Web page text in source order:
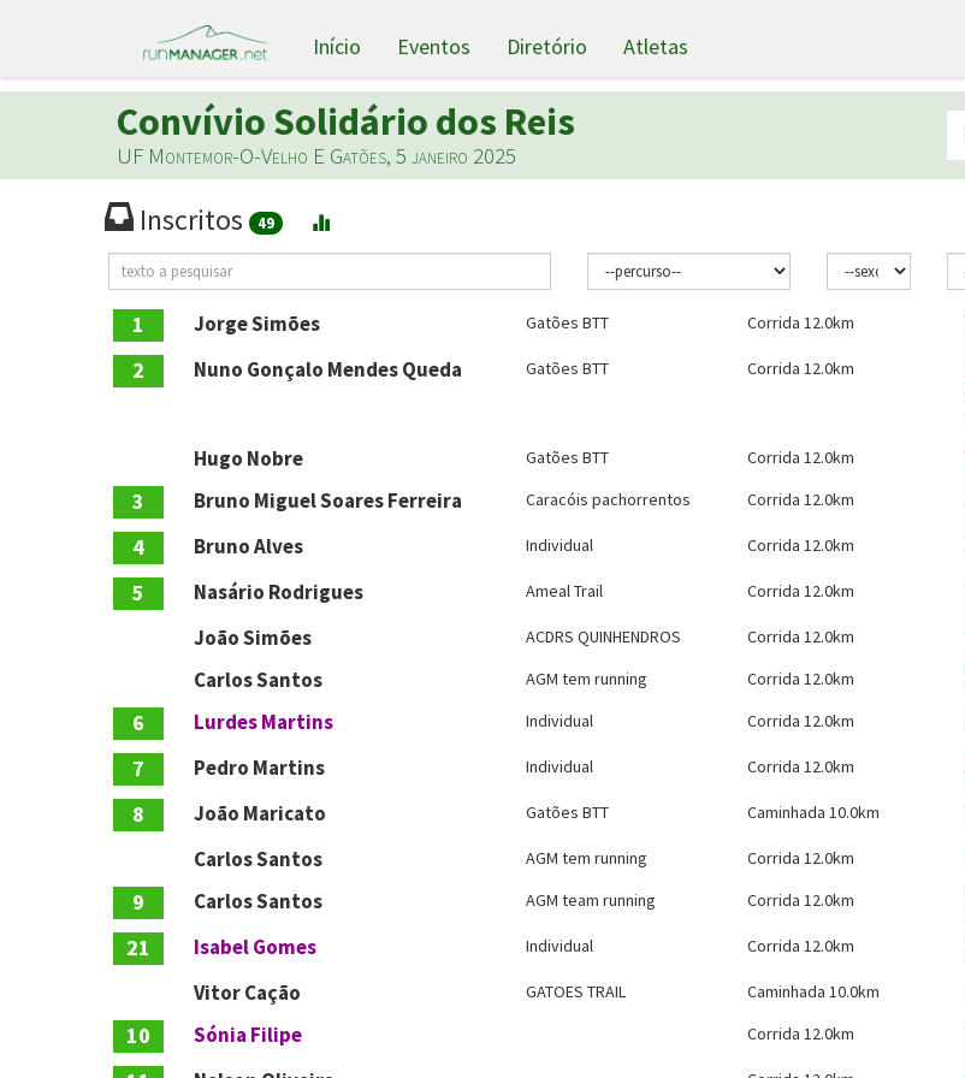
Início Eventos Diretório Atletas
Convívio Solidário dos Reis
UF Montemor-O-Velho E Gatões, 5 janeiro 2025
Inscritos 49
1 Jorge Simões Gatões BTT Corrida 12.0km
2 Nuno Gonçalo Mendes Queda Gatões BTT
Corrida 12.0km
Hugo Nobre Gatões BTT Corrida 12.0km
3 Bruno Miguel Soares Ferreira Caracóis pachorrentos Corrida 12.0km
4 Bruno Alves Individual Corrida 12.0km
5 Nasário Rodrigues Ameal Trail Corrida 12.0km
João Simões ACDRS QUINHENDROS Corrida 12.0km
Carlos Santos AGM tem running Corrida 12.0km
6 Lurdes Martins Individual Corrida 12.0km
7 Pedro Martins Individual Corrida 12.0km
8 João Maricato Gatões BTT Caminhada 10.0km
Carlos Santos AGM tem running Corrida 12.0km
9 Carlos Santos AGM team running Corrida 12.0km
21 Isabel Gomes Individual Corrida 12.0km
Vitor Cação GATOES TRAIL Caminhada 10.0km
10 Sónia Filipe Corrida 12.0km